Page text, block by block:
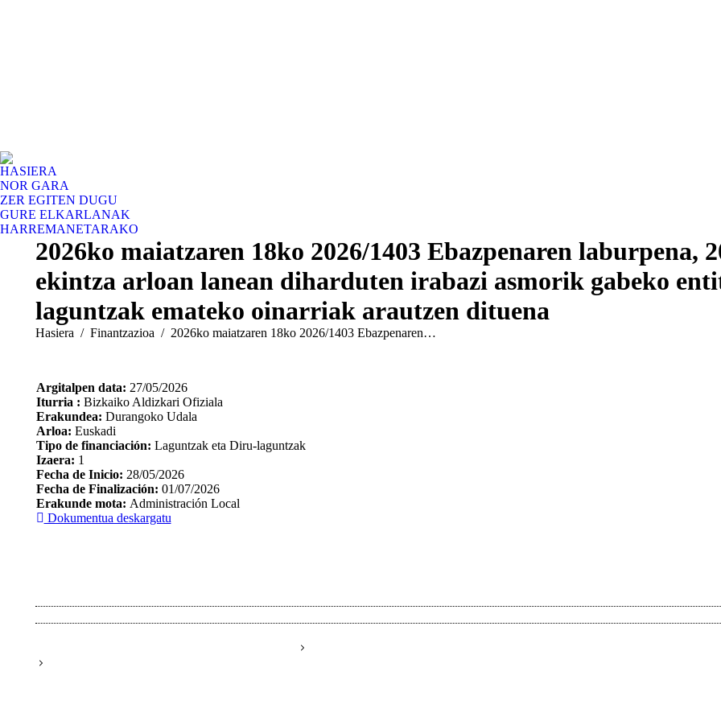
HASIERA
NOR GARA
ZER EGITEN DUGU
GURE ELKARLANAK
HARREMANETARAKO
2026ko maiatzaren 18ko 2026/1403 Ebazpenaren laburpena,
ekintza arloan lanean diharduten irabazi asmorik gabeko
laguntzak emateko oinarriak arautzen dituena
You are here:
Hasiera Finantzazioa 2026ko maiatzaren 18ko 2026/1403 Ebazpenaren…
Argitalpen data: 27/05/2026
Iturria : Bizkaiko Aldizkari Ofiziala
Erakundea: Durangoko Udala
Arloa: Euskadi
Tipo de financiación: Laguntzak eta Diru-laguntzak
Izaera: 1
Fecha de Inicio: 28/05/2026
Fecha de Finalización: 01/07/2026
Erakunde mota: Administración Local
Dokumentua deskargatu